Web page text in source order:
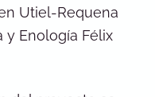
Utiel-Requena
y Enología Félix